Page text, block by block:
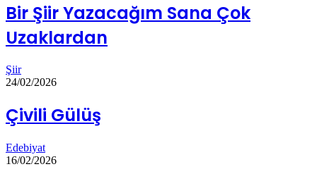
Bir Şiir Yazacağım Sana Çok
Uzaklardan
Şiir
24/02/2026
Çivili Gülüş
Edebiyat
16/02/2026